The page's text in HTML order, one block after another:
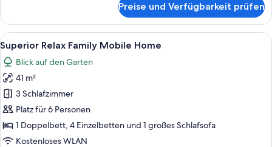
Relax
Mobile
Home
Preise und Verfügbarkeit prüfen
Alle
Fotos
für
Superior
Relax
Family
Mobile
Home
Eine Holzterrasse mit einer
8
Superior Relax Family Mobile Home
Blick auf den Garten
41 m²
3 Schlafzimmer
Platz für 6 Personen
1 Doppelbett, 4 Einzelbetten und 1 großes Schlafsofa
Kostenloses WLAN